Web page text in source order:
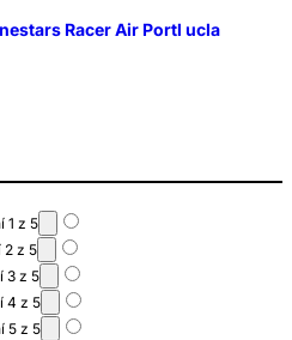
Racer Air Portl ucla
1 z 5
2 z 5
3 z 5
4 z 5
5 z 5